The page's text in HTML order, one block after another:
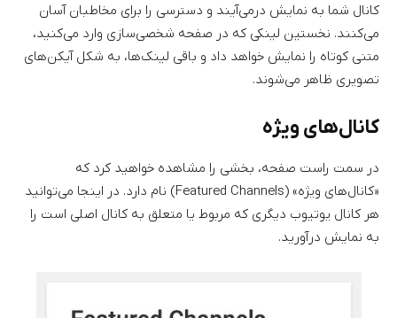
کانال شما به نمایش درمی‌آیند و دسترسی را برای مخاطبان آسان
می‌کنند. نخستین لینکی که در صفحه شخصی‌سازی وارد می‌کنید،
متنی کوتاه را نمایش خواهد داد و باقی لینک‌ها، به شکل آیکن‌های
تصویری ظاهر می‌شوند.
کانال‌های ویژه
در سمت راست صفحه، بخشی را مشاهده خواهید کرد که
«کانال‌های ویژه» (Featured Channels) نام دارد. در اینجا می‌توانید
هر کانال یوتیوب دیگری که مربوط یا متعلق به کانال اصلی است را
به نمایش درآورید.